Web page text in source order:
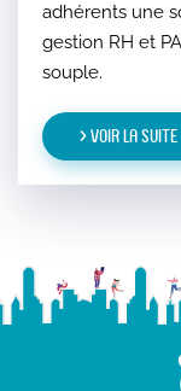
adhérents une
gestion RH et
souple.
> Voir la suite